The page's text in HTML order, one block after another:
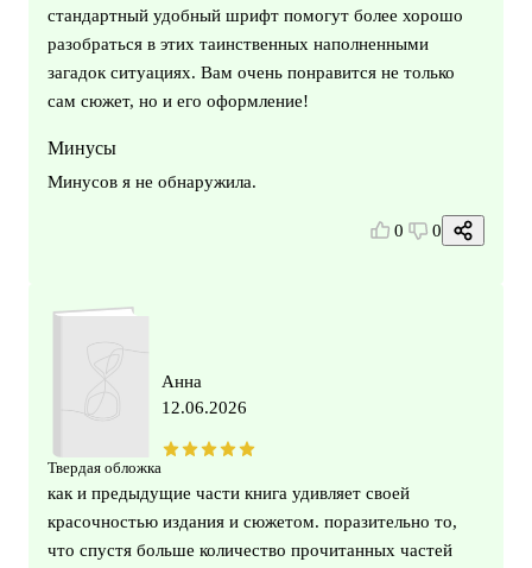
стандартный удобный шрифт помогут более хорошо
разобраться в этих таинственных наполненными
загадок ситуациях. Вам очень понравится не только
сам сюжет, но и его оформление!
Минусы
Минусов я не обнаружила.
0 0
Твердая обложка
Анна
12.06.2026
как и предыдущие части книга удивляет своей
красочностью издания и сюжетом. поразительно то,
что спустя больше количество прочитанных частей